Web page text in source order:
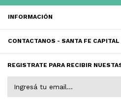
INFORMACIÓN
CONTACTANOS - SANTA FE
REGISTRATE PARA RECIBIR